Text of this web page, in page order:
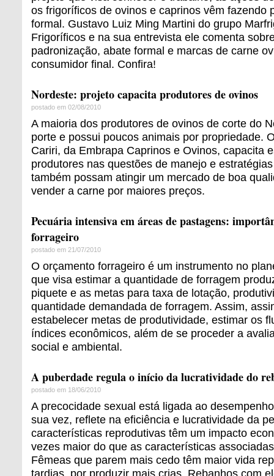
os frigoríficos de ovinos e caprinos vêm fazendo
formal. Gustavo Luiz Ming Martini do grupo
Frigoríficos e na sua entrevista ele comenta
padronização, abate formal e marcas de carne
consumidor final. Confira!
Nordeste: projeto capacita produtores de ovinos
postado em 02/08/2010
A maioria dos produtores de ovinos de corte do
porte e possui poucos animais por propriedade.
Cariri, da Embrapa Caprinos e Ovinos, capacita
produtores nas questões de manejo e
também possam atingir um mercado de boa
vender a carne por maiores preços.
Pecuária intensiva em áreas de pastagens:
forrageiro
postado em 21/07/2010
O orçamento forrageiro é um instrumento no
que visa estimar a quantidade de forragem
piquete e as metas para taxa de lotação,
quantidade demandada de forragem. Assim,
estabelecer metas de produtividade, estimar os
índices econômicos, além de se proceder a
social e ambiental.
A puberdade regula o início da lucratividade do
postado em 18/06/2010
A precocidade sexual está ligada ao
sua vez, reflete na eficiência e lucratividade da
características reprodutivas têm um impacto
vezes maior do que as características
Fêmeas que parem mais cedo têm maior vida
tardias, por produzir mais crias. Rebanhos com